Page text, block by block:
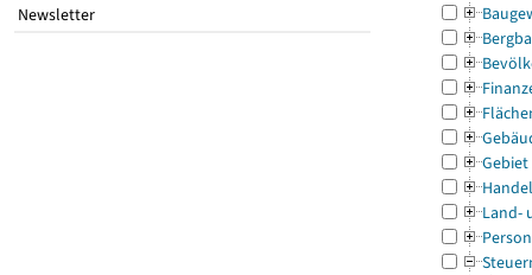
Newsletter
Gebiet
Land-